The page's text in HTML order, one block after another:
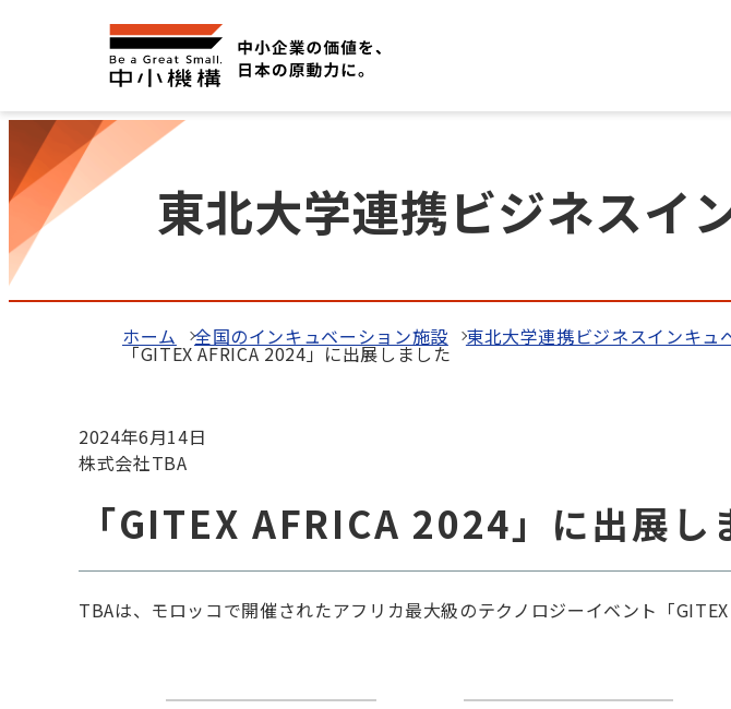
東北大学連携ビジネスイ
ホーム 全国のインキュベーション施設 東北大学連携ビジネスインキュ
「GITEX AFRICA 2024」に出展しました
2024年6月14日
株式会社TBA
「GITEX AFRICA 2024」に出展し
TBAは、モロッコで開催されたアフリカ最大級のテクノロジーイベント「GITEX